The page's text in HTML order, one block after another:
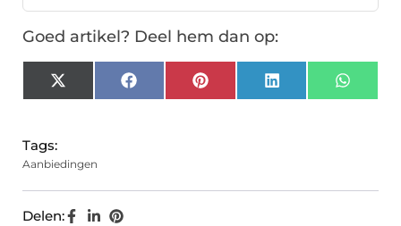
Goed artikel? Deel hem dan op:
X
(Twitter)
FacebookPinterest LinkedIn
Tags:
Aanbiedingen
Delen: